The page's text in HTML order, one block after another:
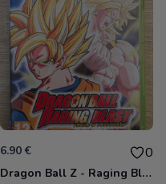
6.90 € 0
Dragon Ball Z - Raging Blast Xbox 360